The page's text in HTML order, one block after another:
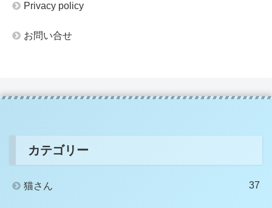
Privacy policy
お問い合せ
カテゴリー
猫さん 37